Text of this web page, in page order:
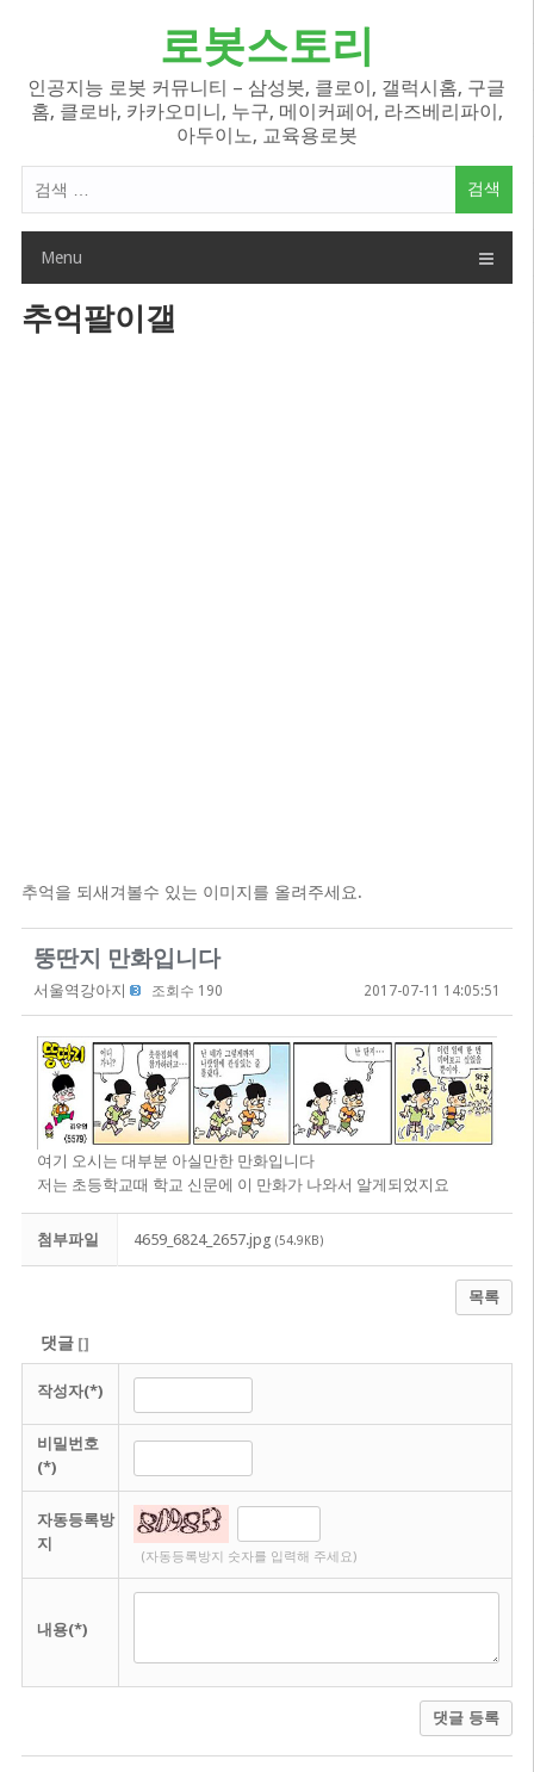
로봇스토리
인공지능 로봇 커뮤니티 – 삼성봇, 클로이, 갤럭시홈, 구글
홈, 클로바, 카카오미니, 누구, 메이커페어, 라즈베리파이,
아두이노, 교육용로봇
색
Menu
추억팔이갤
추억을 되새겨볼수 있는 이미지를 올려주세요.
뚱딴지 만화입니다
서울역강아지 조회수 190 2017-07-11 14:05:51
여기 오시는 대부분 아실만한 만화입니다
저는 초등학교때 학교 신문에 이 만화가 나와서 알게되었지요
첨부파일 4659_6824_2657.jpg (54.9KB)
목록
댓글[]
작성자(*)
비밀번호
(*)
자동등록방
지
(자동등록방지 숫자를 입력해 주세요)
내용(*)
댓글 등록